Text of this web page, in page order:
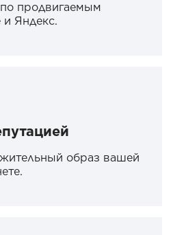
продвигаемым
Яндекс.
образ вашей